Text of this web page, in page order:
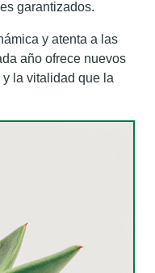
garantizados.
y atenta a las
año ofrece nuevos
la vitalidad que la